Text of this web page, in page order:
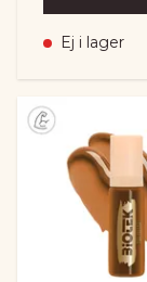
Ej i lager